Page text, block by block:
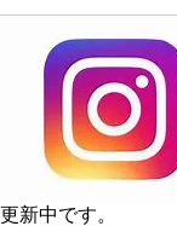
更新中です。